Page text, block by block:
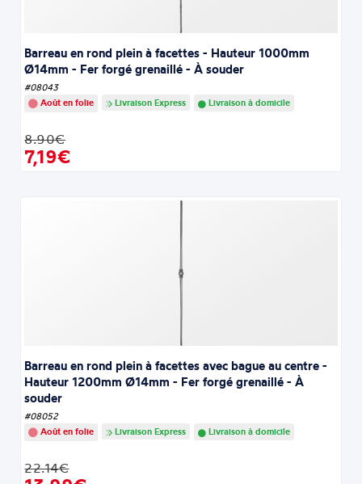
Barreau en rond plein à facettes - Hauteur 1000mm
Ø14mm - Fer forgé grenaillé - À souder
#08043
Août en folie
Livraison Express Livraison à domicile
8.90€
7,19€
Barreau en rond plein à facettes avec bague au centre -
Hauteur 1200mm Ø14mm - Fer forgé grenaillé - À
souder
#08052
Août en folie
Livraison Express Livraison à domicile
22.14€